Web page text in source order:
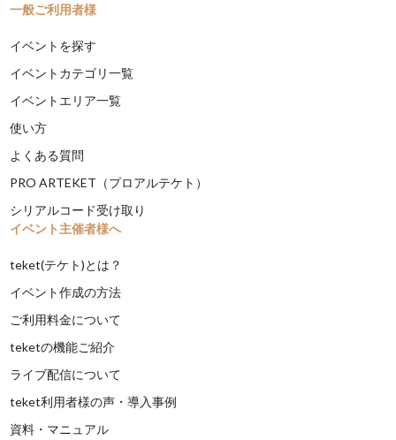
一般ご利用者様
イベントを探す
イベントカテゴリ一覧
イベントエリア一覧
使い方
よくある質問
PRO ARTEKET（プロアルテケト）
シリアルコード受け取り
イベント主催者様へ
teket(テケト)とは？
イベント作成の方法
ご利用料金について
teketの機能ご紹介
ライブ配信について
teket利用者様の声・導入事例
資料・マニュアル